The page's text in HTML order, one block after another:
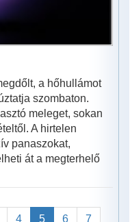
a hőhullámot
szombaton.
meleget, sokan
A hirtelen
panaszokat,
át a megterhelő
4 5 6 7